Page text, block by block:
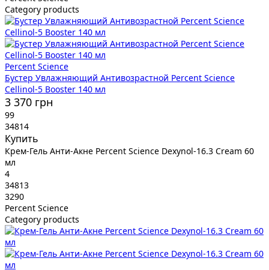
Category products
Percent Science
Бустер Увлажняющий Антивозрастной Percent Science
Cellinol-5 Booster 140 мл
3 370 грн
99
34814
Купить
Крем-Гель Анти-Акне Percent Science Dexynol-16.3 Cream 60
мл
4
34813
3290
Percent Science
Category products